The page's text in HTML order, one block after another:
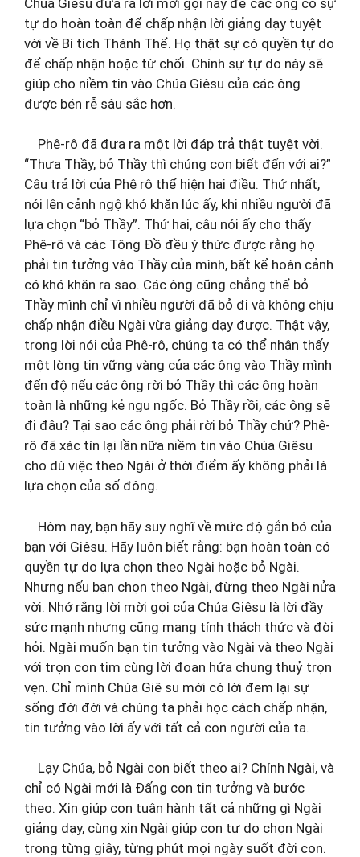
tự do hoàn toàn để chấp nhận lời giảng dạy tuyệt
vời về Bí tích Thánh Thể. Họ thật sự có quyền tự do
để chấp nhận hoặc từ chối. Chính sự tự do này sẽ
giúp cho niềm tin vào Chúa Giêsu của các ông
được bén rễ sâu sắc hơn.
Phê-rô đã đưa ra một lời đáp trả thật tuyệt vời.
“Thưa Thầy, bỏ Thầy thì chúng con biết đến với ai?”
Câu trả lời của Phê rô thể hiện hai điều. Thứ nhất,
nói lên cảnh ngộ khó khăn lúc ấy, khi nhiều người đã
lựa chọn “bỏ Thầy”. Thứ hai, câu nói ấy cho thấy
Phê-rô và các Tông Đồ đều ý thức được rằng họ
phải tin tưởng vào Thầy của mình, bất kể hoàn cảnh
có khó khăn ra sao. Các ông cũng chẳng thể bỏ
Thầy mình chỉ vì nhiều người đã bỏ đi và không chịu
chấp nhận điều Ngài vừa giảng dạy được. Thật vậy,
trong lời nói của Phê-rô, chúng ta có thể nhận thấy
một lòng tin vững vàng của các ông vào Thầy mình
đến độ nếu các ông rời bỏ Thầy thì các ông hoàn
toàn là những kẻ ngu ngốc. Bỏ Thầy rồi, các ông sẽ
đi đâu? Tại sao các ông phải rời bỏ Thầy chứ? Phê-
rô đã xác tín lại lần nữa niềm tin vào Chúa Giêsu
cho dù việc theo Ngài ở thời điểm ấy không phải là
lựa chọn của số đông.
Hôm nay, bạn hãy suy nghĩ về mức độ gắn bó của
bạn với Giêsu. Hãy luôn biết rằng: bạn hoàn toàn có
quyền tự do lựa chọn theo Ngài hoặc bỏ Ngài.
Nhưng nếu bạn chọn theo Ngài, đừng theo Ngài nửa
vời. Nhớ rằng lời mời gọi của Chúa Giêsu là lời đầy
sức mạnh nhưng cũng mang tính thách thức và đòi
hỏi. Ngài muốn bạn tin tưởng vào Ngài và theo Ngài
với trọn con tim cùng lời đoan hứa chung thuỷ trọn
vẹn. Chỉ mình Chúa Giê su mới có lời đem lại sự
sống đời đời và chúng ta phải học cách chấp nhận,
tin tưởng vào lời ấy với tất cả con người của ta.
Lạy Chúa, bỏ Ngài con biết theo ai? Chính Ngài, và
chỉ có Ngài mới là Đấng con tin tưởng và bước
theo. Xin giúp con tuân hành tất cả những gì Ngài
giảng dạy, cùng xin Ngài giúp con tự do chọn Ngài
trong từng giây, từng phút mọi ngày suốt đời con.